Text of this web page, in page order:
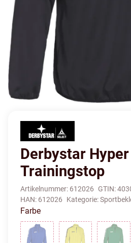
Derbystar Hyper
Trainingstop
Artikelnummer: 612026 GTIN:
HAN: 612026 Kategorie:
Farbe